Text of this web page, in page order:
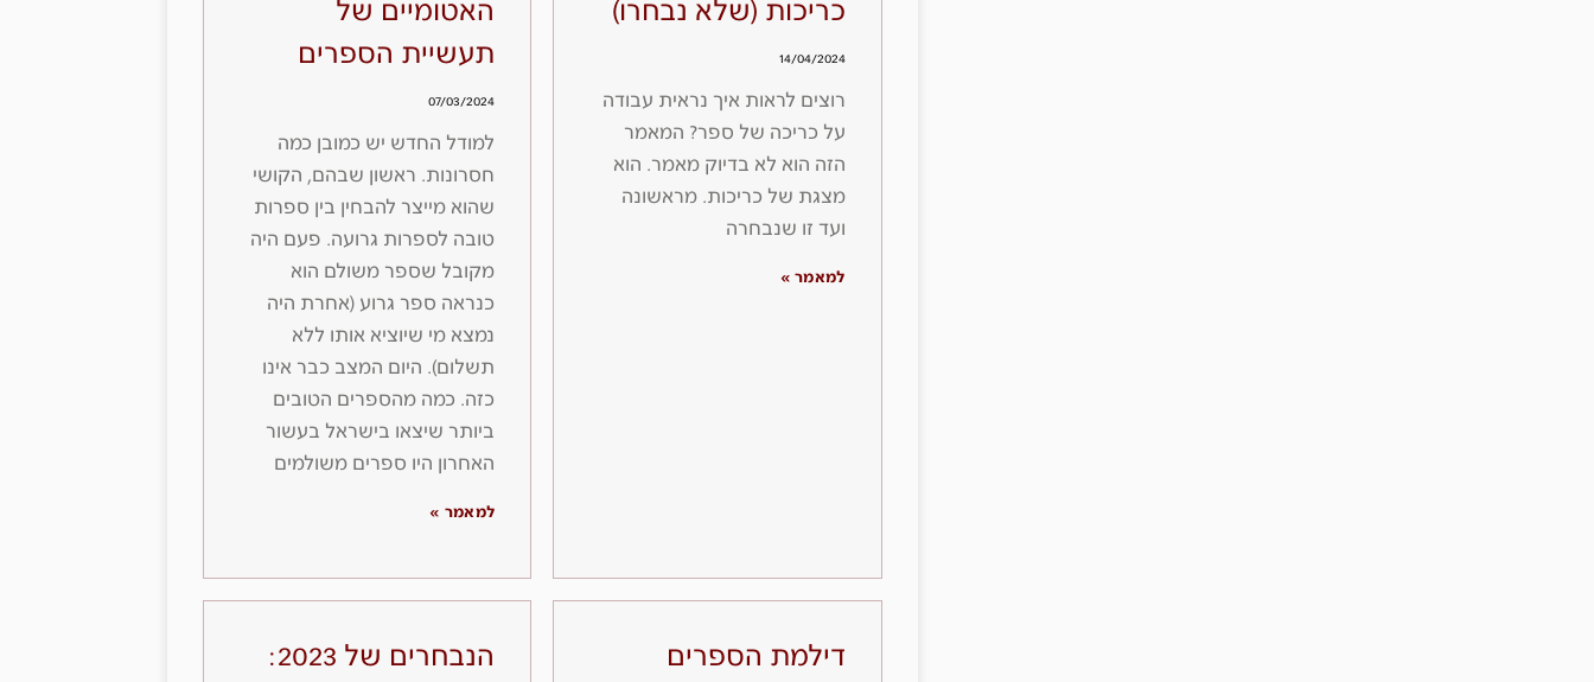
כריכות (שלא נבחרו)
14/04/2024
רוצים לראות איך נראית עבודה
על כריכה של ספר? המאמר
הזה הוא לא בדיוק מאמר. הוא
מצגת של כריכות. מראשונה
ועד זו שנבחרה
למאמר »
האטומיים של
תעשיית הספרים
07/03/2024
למודל החדש יש כמובן כמה
חסרונות. ראשון שבהם, הקושי
שהוא מייצר להבחין בין ספרות
טובה לספרות גרועה. פעם היה
מקובל שספר משולם הוא
כנראה ספר גרוע (אחרת היה
נמצא מי שיוציא אותו ללא
תשלום). היום המצב כבר אינו
כזה. כמה מהספרים הטובים
ביותר שיצאו בישראל בעשור
האחרון היו ספרים משולמים
למאמר »
דילמת הספרים
הנבחרים של 2023: